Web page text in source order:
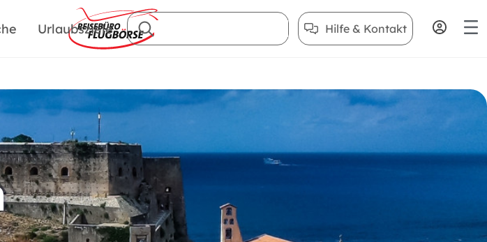
Urlaubsziele Hilfe & Kontakt